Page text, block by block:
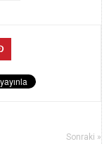
Sonraki »